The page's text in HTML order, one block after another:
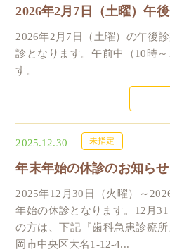
2026年2月7日（土曜）午
2026年2月7日（土曜）の午後
診となります。午前中（10時
す。
2025.12.30 未指定
年末年始の休診のお知らせ
2025年12月30日（火曜）～
年始の休診となります。12月
の方は、下記『歯科急患診療
岡市中央区大名1-12-4...